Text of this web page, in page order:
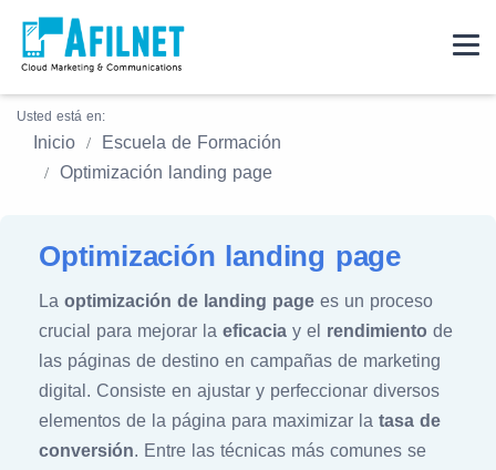
Usted está en:
Inicio
Escuela de Formación
Optimización landing page
Optimización landing page
La optimización de landing page es un proceso
crucial para mejorar la eficacia y el rendimiento de
las páginas de destino en campañas de marketing
digital. Consiste en ajustar y perfeccionar diversos
elementos de la página para maximizar la tasa de
conversión. Entre las técnicas más comunes se